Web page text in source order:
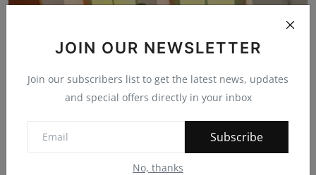
JOIN OUR NEWSLETTER
Join our subscribers list to get the latest news, updates
and special offers directly in your inbox
Subscribe
No, thanks